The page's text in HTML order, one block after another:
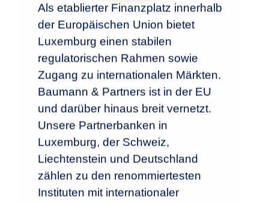
Als etablierter Finanzplatz innerhalb
der Europäischen Union bietet
Luxemburg einen stabilen
regulatorischen Rahmen sowie
Zugang zu internationalen Märkten.
Baumann & Partners ist in der EU
und darüber hinaus breit vernetzt.
Unsere Partnerbanken in
Luxemburg, der Schweiz,
Liechtenstein und Deutschland
zählen zu den renommiertesten
Instituten mit internationaler